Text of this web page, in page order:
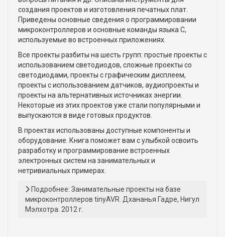
создания проектов и изготовления печатных плат.
Приведены основные сведения о программировании
микроконтроллеров и основные команды языка С,
используемые во встроенных приложениях.
Все проекты разбиты на шесть групп: простые проекты с
использованием светодиодов, сложные проекты со
светодиодами, проекты с графическим дисплеем,
проекты с использованием датчиков, аудиопроекты и
проекты на альтернативных источниках энергии.
Некоторые из этих проектов уже стали популярными и
выпускаются в виде готовых продуктов.
В проектах использованы доступные компоненты и
оборудование. Книга поможет вам с улыбкой освоить
разработку и программирование встроенных
электронных систем на занимательных и
нетривиальных примерах.
Подробнее: Занимательные проекты на базе
микроконтроллеров tinyAVR. Дхананья Гадре, Нигул
Мэлхотра. 2012 г.